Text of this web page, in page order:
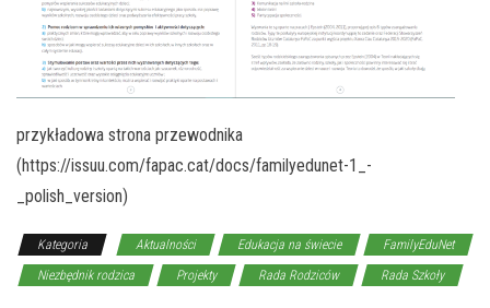
przykładowa strona przewodnika
(https://issuu.com/fapac.cat/docs/familyedunet-1_-
_polish_version)
Kategoria Aktualności Edukacja na świecie
FamilyEduNet
Niezbędnik rodzica
Projekty Rada Rodziców Rada Szkoły